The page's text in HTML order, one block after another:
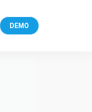
DEMO